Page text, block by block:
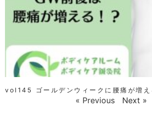
vol145 ゴールデンウィークに腰痛が増え
« Previous Next »